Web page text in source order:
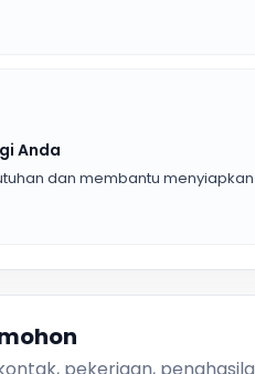
Anda
dan membantu